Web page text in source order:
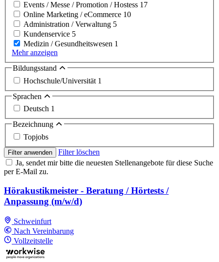
Events / Messe / Promotion / Hostess 17
Online Marketing / eCommerce 10
Administration / Verwaltung 5
Kundenservice 5
Medizin / Gesundheitswesen 1
Mehr anzeigen
Bildungsstand
Hochschule/Universität 1
Sprachen
Deutsch 1
Bezeichnung
Topjobs
Filter anwenden
Filter löschen
Ja, sendet mir bitte die neuesten Stellenangebote für diese Suche
per E-Mail zu.
Hörakustikmeister - Beratung / Hörtests /
Anpassung (m/w/d)
Schweinfurt
Nach Vereinbarung
Vollzeitstelle